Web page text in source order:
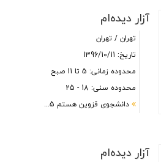
آزار دیده‌ام
تهران / تهران
تاریخ: 1396/10/11
محدوده زمانی: 5 تا 11 صبح
محدوده سنی: 18 - 25
دانشجوى قزوین هستم 5...
آزار دیده‌ام